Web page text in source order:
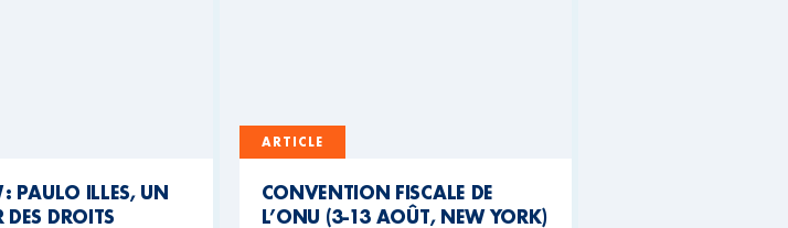
: PAULO ILLES, UN
DES DROITS
ARTICLE
CONVENTION FISCALE DE
L’ONU (3-13 AOÛT, NEW YORK)